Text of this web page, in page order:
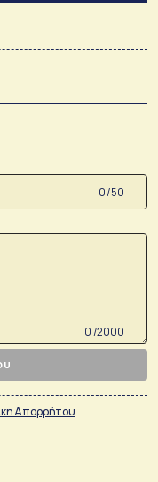
0 /50
0 /2000
Απορρήτου